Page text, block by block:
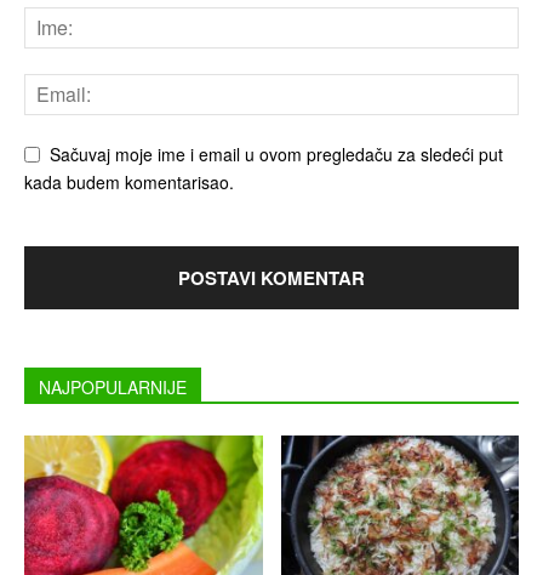
Sačuvaj moje ime i email u ovom pregledaču za sledeći put
kada budem komentarisao.
NAJPOPULARNIJE